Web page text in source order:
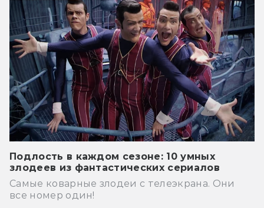
Подлость в каждом сезоне: 10 умных
злодеев из фантастических сериалов
Самые коварные злодеи с телеэкрана. Они
все номер один!